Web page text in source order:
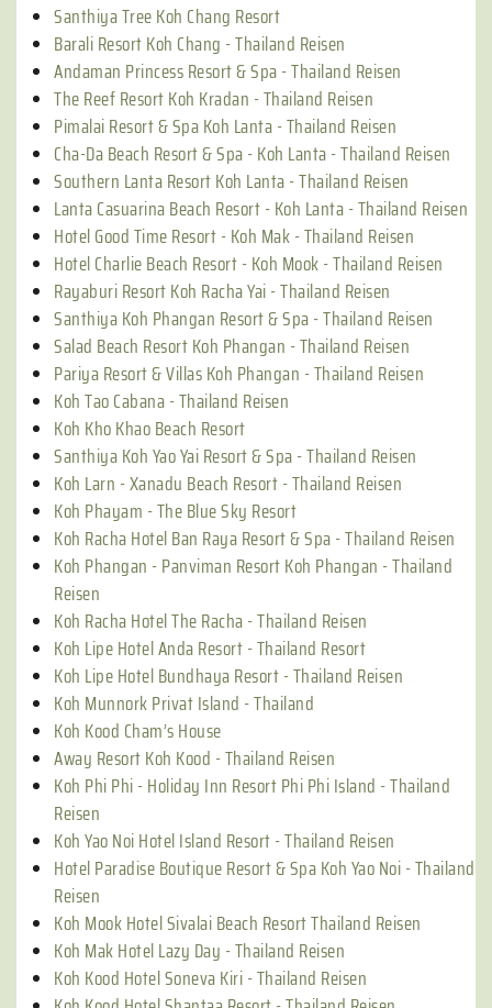
Santhiya Tree Koh Chang Resort
Barali Resort Koh Chang - Thailand Reisen
Andaman Princess Resort & Spa - Thailand Reisen
The Reef Resort Koh Kradan - Thailand Reisen
Pimalai Resort & Spa Koh Lanta - Thailand Reisen
Cha-Da Beach Resort & Spa - Koh Lanta - Thailand Reisen
Southern Lanta Resort Koh Lanta - Thailand Reisen
Lanta Casuarina Beach Resort - Koh Lanta - Thailand Reisen
Hotel Good Time Resort - Koh Mak - Thailand Reisen
Hotel Charlie Beach Resort - Koh Mook - Thailand Reisen
Rayaburi Resort Koh Racha Yai - Thailand Reisen
Santhiya Koh Phangan Resort & Spa - Thailand Reisen
Salad Beach Resort Koh Phangan - Thailand Reisen
Pariya Resort & Villas Koh Phangan - Thailand Reisen
Koh Tao Cabana - Thailand Reisen
Koh Kho Khao Beach Resort
Santhiya Koh Yao Yai Resort & Spa - Thailand Reisen
Koh Larn - Xanadu Beach Resort - Thailand Reisen
Koh Phayam - The Blue Sky Resort
Koh Racha Hotel Ban Raya Resort & Spa - Thailand Reisen
Koh Phangan - Panviman Resort Koh Phangan - Thailand
Reisen
Koh Racha Hotel The Racha - Thailand Reisen
Koh Lipe Hotel Anda Resort - Thailand Resort
Koh Lipe Hotel Bundhaya Resort - Thailand Reisen
Koh Munnork Privat Island - Thailand
Koh Kood Cham’s House
Away Resort Koh Kood - Thailand Reisen
Koh Phi Phi - Holiday Inn Resort Phi Phi Island - Thailand
Reisen
Koh Yao Noi Hotel Island Resort - Thailand Reisen
Hotel Paradise Boutique Resort & Spa Koh Yao Noi - Thailand
Reisen
Koh Mook Hotel Sivalai Beach Resort Thailand Reisen
Koh Mak Hotel Lazy Day - Thailand Reisen
Koh Kood Hotel Soneva Kiri - Thailand Reisen